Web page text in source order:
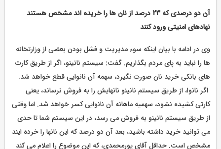
آن دو درصدی که 23 درصد از نان ها را خریده اند مشخص هستند
نهادهای امنیتی ورود کنند
وی در ادامه با بیان اینکه سوء مدیریت و فشل بودن بعضی از وزارتخانه
ها را نباید به پای مردم بگذاریم. گفت: سیستم نانینو، اگر از طریق کارت
های بانکی خرید نان صورت نگیرد، سهمه آن نانوایی قطع خواهد شد.
اگر نانوا، از طریق سیستم نانینو نانهایش را به فروش نرساند، یعنی
کارتی کشیده نشود، سهمیه ماهانه آن نانوایی کسر خواهد شد. اما وقتی
از طریق سیستم نانینو به فروش می رسد، در این سیستم شما تا حدی
می توانید خرید داشته باشید، بعد آن دو درصد که این نانها را خرده ایند
مشخص است. حداقل آقای پورمحمدی، که این موضوع را اعلام می کند